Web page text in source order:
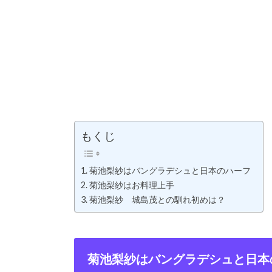
もくじ
菊池梨紗はバングラデシュと日本のハーフ
菊池梨紗はお料理上手
菊池梨紗 城島茂との馴れ初めは？
菊池梨紗はバングラデシュと日